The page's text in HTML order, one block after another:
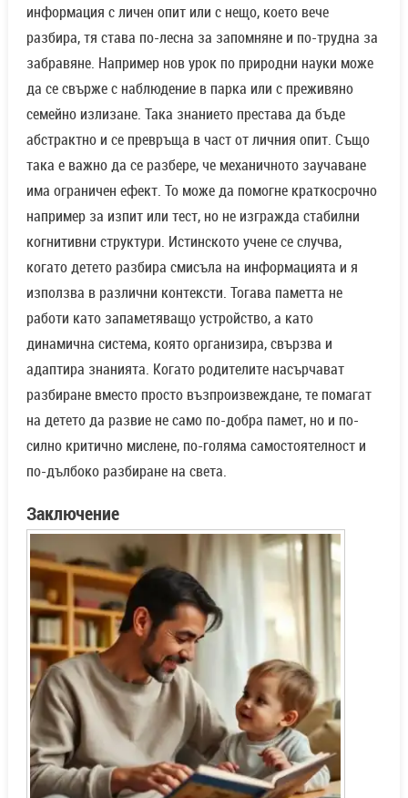
информация с личен опит или с нещо, което вече
разбира, тя става по-лесна за запомняне и по-трудна за
забравяне. Например нов урок по природни науки може
да се свърже с наблюдение в парка или с преживяно
семейно излизане. Така знанието престава да бъде
абстрактно и се превръща в част от личния опит. Също
така е важно да се разбере, че механичното заучаване
има ограничен ефект. То може да помогне краткосрочно
например за изпит или тест, но не изгражда стабилни
когнитивни структури. Истинското учене се случва,
когато детето разбира смисъла на информацията и я
използва в различни контексти. Тогава паметта не
работи като запаметяващо устройство, а като
динамична система, която организира, свързва и
адаптира знанията. Когато родителите насърчават
разбиране вместо просто възпроизвеждане, те помагат
на детето да развие не само по-добра памет, но и по-
силно критично мислене, по-голяма самостоятелност и
по-дълбоко разбиране на света.
Заключение